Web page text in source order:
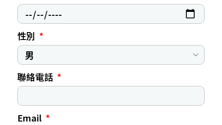
性別
聯絡電話
Email